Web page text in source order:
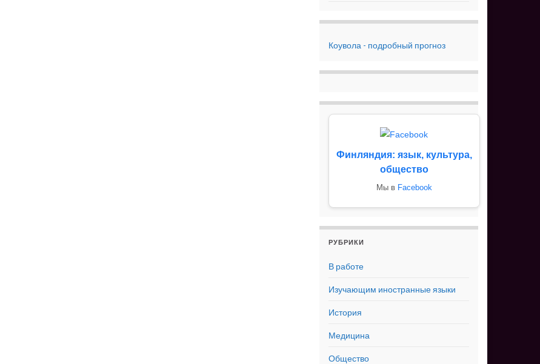
Коувола - подробный прогноз
Финляндия: язык, культура,
общество
Мы в Facebook
РУБРИКИ
В работе
Изучающим иностранные языки
История
Медицина
Общество